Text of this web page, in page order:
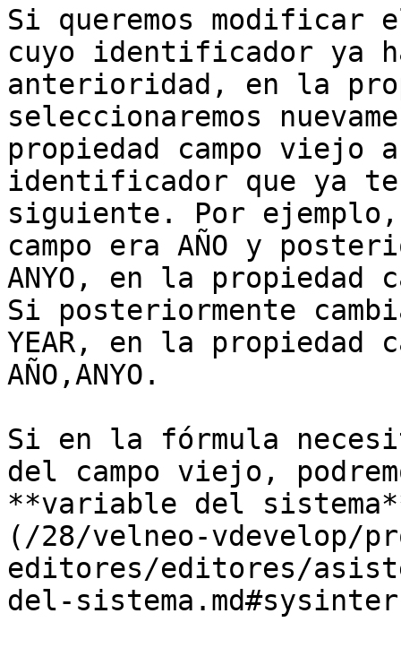
Si queremos modificar
cuyo identificador ya
anterioridad, en la
seleccionaremos
propiedad campo viejo
identificador que ya
siguiente. Por
campo era AÑO y
ANYO, en la propiedad
Si posteriormente
YEAR, en la propiedad
AÑO,ANYO.
Si en la fórmula
del campo viejo,
**variable del
(/28/velneo-vdevelop/
editores/editores/
del-